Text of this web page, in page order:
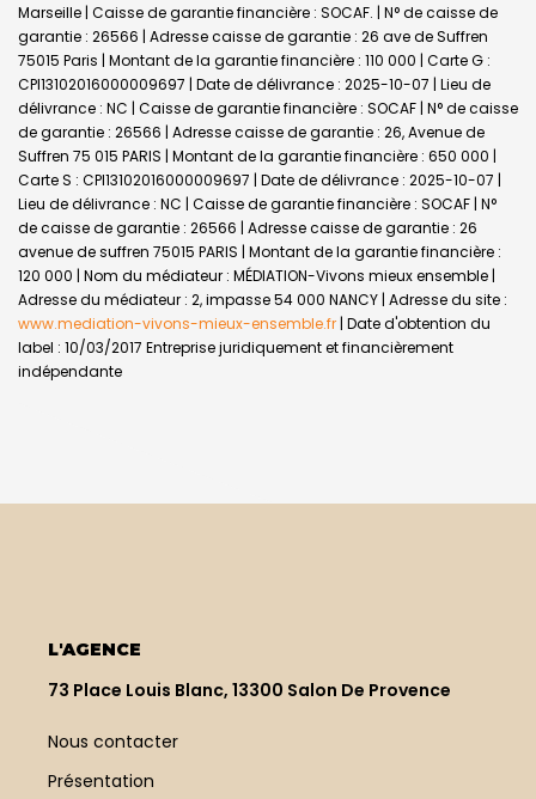
Marseille | Caisse de garantie financière : SOCAF. | N° de caisse de
garantie : 26566 | Adresse caisse de garantie : 26 ave de Suffren
75015 Paris | Montant de la garantie financière : 110 000 | Carte G :
CPI13102016000009697 | Date de délivrance : 2025-10-07 | Lieu de
délivrance : NC | Caisse de garantie financière : SOCAF | N° de caisse
de garantie : 26566 | Adresse caisse de garantie : 26, Avenue de
Suffren 75 015 PARIS | Montant de la garantie financière : 650 000 |
Carte S : CPI13102016000009697 | Date de délivrance : 2025-10-07 |
Lieu de délivrance : NC | Caisse de garantie financière : SOCAF | N°
de caisse de garantie : 26566 | Adresse caisse de garantie : 26
avenue de suffren 75015 PARIS | Montant de la garantie financière :
120 000 | Nom du médiateur : MÉDIATION-Vivons mieux ensemble |
Adresse du médiateur : 2, impasse 54 000 NANCY | Adresse du site :
www.mediation-vivons-mieux-ensemble.fr | Date d'obtention du
label : 10/03/2017 Entreprise juridiquement et financièrement
indépendante
L'AGENCE
73 Place Louis Blanc, 13300 Salon De Provence
Nous contacter
Présentation